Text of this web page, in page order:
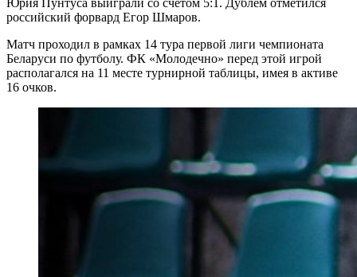
российский форвард Егор Шмаров.
Матч проходил в рамках 14 тура первой лиги чемпионата
Беларуси по футболу. ФК «Молодечно» перед этой игрой
располагался на 11 месте турнирной таблицы, имея в активе
16 очков.